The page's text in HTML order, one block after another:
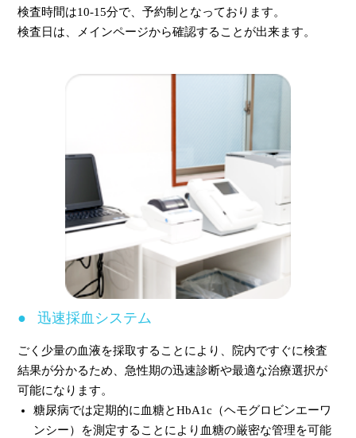
検査時間は10-15分で、予約制となっております。
検査日は、メインページから確認することが出来ます。
迅速採血システム
ごく少量の血液を採取することにより、院内ですぐに検査
結果が分かるため、急性期の迅速診断や最適な治療選択が
可能になります。
糖尿病では定期的に血糖とHbA1c（ヘモグロビンエーワ
ンシー）を測定することにより血糖の厳密な管理を可能